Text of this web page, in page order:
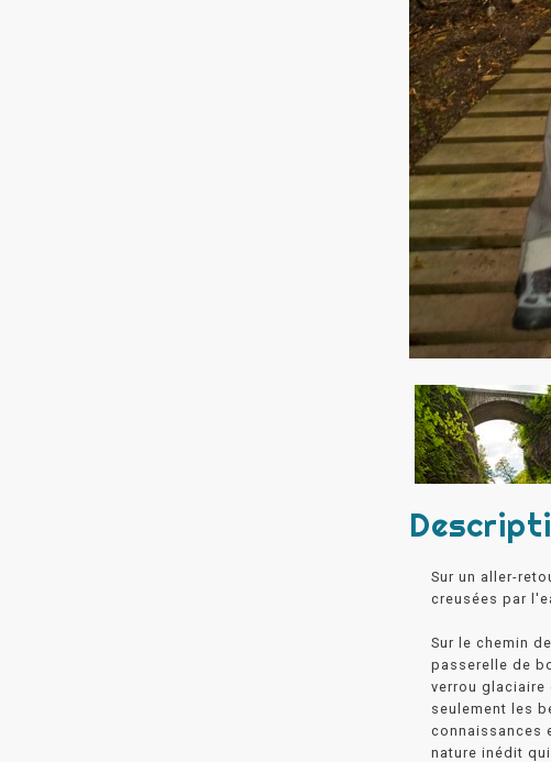
Sur un aller-
creusées par
Sur le chemin
passerelle de
verrou glaciaire
seulement les
connaissances
nature inédit